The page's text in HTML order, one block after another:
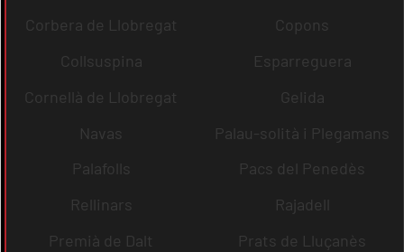
Corbera de Llobregat
Copons
Collsuspina
Esparreguera
Cornellà de Llobregat
Gelida
Navas
Palau-solità i Plegamans
Palafolls
Pacs del Penedès
Rellinars
Rajadell
Premià de Dalt
Prats de Lluçanès